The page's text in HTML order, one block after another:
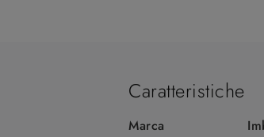
Caratteristiche
Marca